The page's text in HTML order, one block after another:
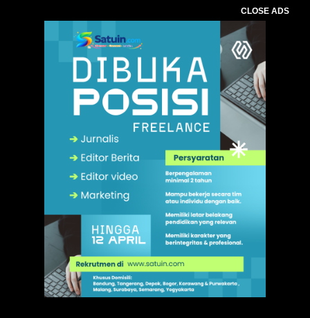
CLOSE ADS
. Ukuran gambar 480px x 600px